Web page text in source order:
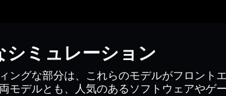
ミュレーション
ングな部分は、これらのモデルがフロント
モデルとも、人気のあるソフトウェアやゲ